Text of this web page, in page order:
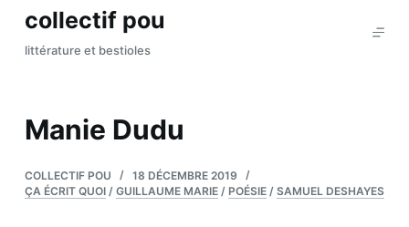
P
a
e
u
collectif pou
littérature et bestioles
Manie Dudu
COLLECTIF POU
18 DÉCEMBRE 2019
ÇA ÉCRIT QUOI/ GUILLAUME MARIE/ POÉSIE/ SAMUEL DESHAYES